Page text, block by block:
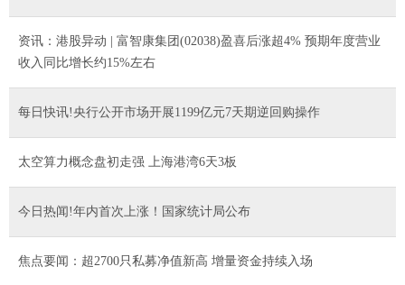
资讯：港股异动 | 富智康集团(02038)盈喜后涨超4% 预期年度营业
收入同比增长约15%左右
每日快讯!央行公开市场开展1199亿元7天期逆回购操作
太空算力概念盘初走强 上海港湾6天3板
今日热闻!年内首次上涨！国家统计局公布
焦点要闻：超2700只私募净值新高 增量资金持续入场